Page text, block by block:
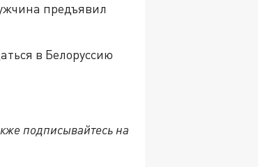
предъявил
в Белоруссию
подписывайтесь на